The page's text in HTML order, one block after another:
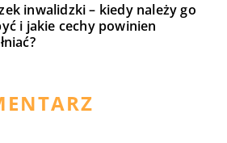
inwalidzki – kiedy należy go
i jakie cechy powinien